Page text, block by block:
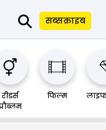
⚲ सब्सक्राइब
रीडर्स
फिल्म